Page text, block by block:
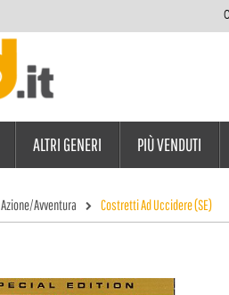
ALTRI GENERI PIÙ VENDUTI
Azione/Avventura Costretti Ad Uccidere (SE)